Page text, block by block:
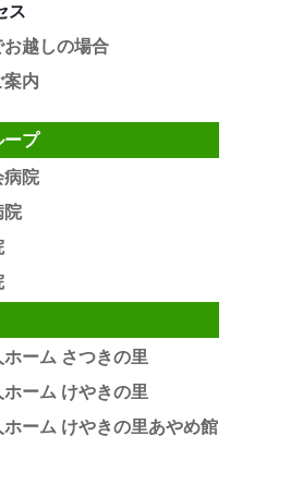
ス
越しの場合
内
ープ
病院
院
ーム さつきの里
ーム けやきの里
ーム けやきの里あやめ館